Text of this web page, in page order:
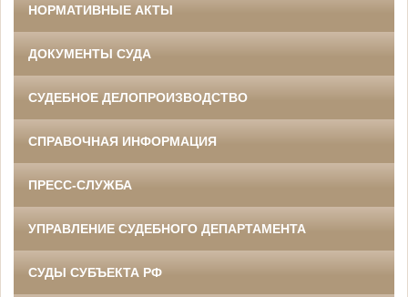
НОРМАТИВНЫЕ АКТЫ
ДОКУМЕНТЫ СУДА
СУДЕБНОЕ ДЕЛОПРОИЗВОДСТВО
СПРАВОЧНАЯ ИНФОРМАЦИЯ
ПРЕСС-СЛУЖБА
УПРАВЛЕНИЕ СУДЕБНОГО ДЕПАРТАМЕНТА
СУДЫ СУБЪЕКТА РФ